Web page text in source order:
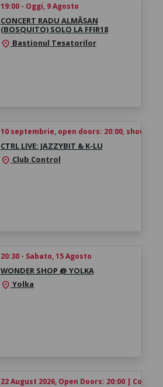
19:00 - Oggi, 9 Agosto
CONCERT RADU ALMĂȘAN
(BOSQUITO) SOLO LA FFIR18
location_on Bastionul Tesatorilor
10 septembrie, open doors: 20:00, show
CTRL LIVE: JAZZYBIT & K-LU
location_on Club Control
20:30 - Sabato, 15 Agosto
WONDER SHOP @ YOLKA
location_onYolka
22 August 2026, Open Doors: 20:00 |